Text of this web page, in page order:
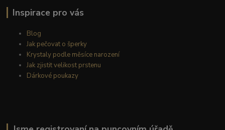
Inspirace pro vás
Blog
Jak pečovat o šperky
Krystaly podle měsíce narození
Jak zjistit velikost prstenu
Dárkové poukazy